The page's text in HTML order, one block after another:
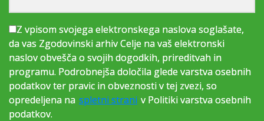
Z vpisom svojega elektronskega naslova soglašate,
da vas Zgodovinski arhiv Celje na vaš elektronski
naslov obvešča o svojih dogodkih, prireditvah in
programu. Podrobnejša določila glede varstva osebnih
podatkov ter pravic in obveznosti v tej zvezi, so
opredeljena na spletni strani v Politiki varstva osebnih
podatkov.